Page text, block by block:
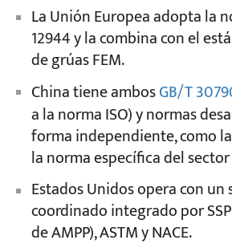
La Unión Europea adopta la
12944 y la combina con el
de grúas FEM.
China tiene ambosGB/T
a la norma ISO) y normas
forma independiente, como
la norma específica del sector
Estados Unidos opera con un
coordinado integrado por
de AMPP), ASTM y NACE.